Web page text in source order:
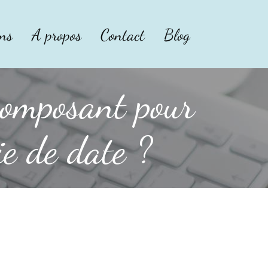
A propos Contact Blog
pour
de date ?